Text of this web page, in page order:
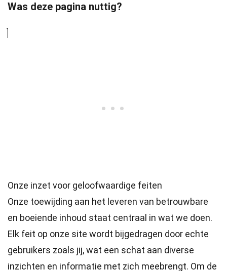
Was deze pagina nuttig?
Onze inzet voor geloofwaardige feiten
Onze toewijding aan het leveren van betrouwbare
en boeiende inhoud staat centraal in wat we doen.
Elk feit op onze site wordt bijgedragen door echte
gebruikers zoals jij, wat een schat aan diverse
inzichten en informatie met zich meebrengt. Om de